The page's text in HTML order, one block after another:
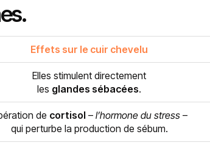
.
Effets sur le cuir chevelu
Elles stimulent directement
les glandes sébacées.
de cortisol – l’hormone du stress –
qui perturbe la production de sébum.